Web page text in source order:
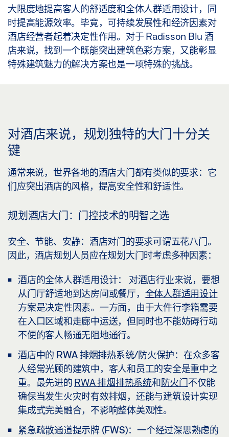
大限度地提高客人的舒适度和全体人群适用设计，同
时提高能源效率。毕竟，可持续发展性和经济因素对
酒店经营者起着决定性作用。对于 Radisson Blu 酒
店来说，找到一个既能突出建筑色彩方案，又能彰显
特殊建筑魅力的解决方案也是一项特殊的挑战。
对酒店来说，规划独特的大门十分关
键
通常来说，世界各地的酒店大门都有类似的要求：它
们应突出酒店的风格，提高安全性和舒适性。
规划酒店大门：门控技术的明智之选
安全、节能、安静：酒店对门的要求可谓五花八门。
因此，酒店规划人员应在规划大门时考虑多种因素：
酒店的全体人群适用设计：
对酒店行业来说，要想
从门厅舒适地到达房间或餐厅， 全体人群适用设计
方案是决定性因素。一方面，由于大件行李箱需要
在入口区域和走廊中运送，但同时也不能妨碍行动
不便的客人畅通无阻地通行。
酒店中的 RWA 排烟排热系统/防火保护： 在众多客
人经常光顾的建筑中，客人和员工的安全是重中之
重。最先进的 RWA 排烟排热系统和防火门不仅能
确保当发生火灾时有效排烟，还能与建筑设计实现
集成式完美融合，不影响整体美观性。
紧急疏散通道提示牌 (FWS)： 一个经过深思熟虑的